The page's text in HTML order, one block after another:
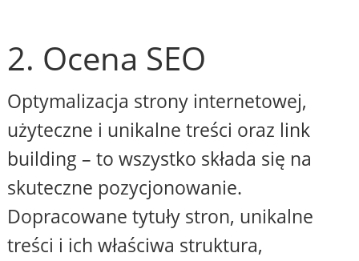
2. Ocena SEO
Optymalizacja strony internetowej,
użyteczne i unikalne treści oraz link
building – to wszystko składa się na
skuteczne pozycjonowanie.
Dopracowane tytuły stron, unikalne
treści i ich właściwa struktura,